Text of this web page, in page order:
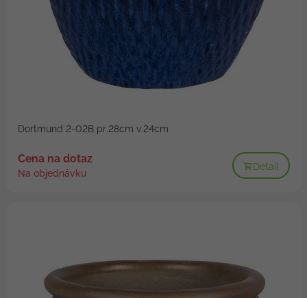
Dortmund 2-02B pr.28cm v.24cm
Cena na dotaz
Na objednávku
Detail